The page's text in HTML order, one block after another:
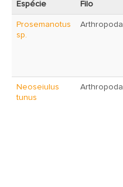
Espécie Filo
Prosemanotus
sp.
Arthropoda
Neoseiulus
tunus
Arthropoda